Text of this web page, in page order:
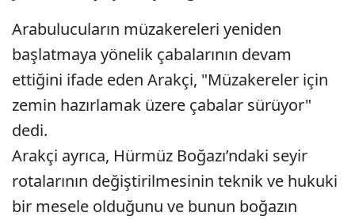
Arabulucuların müzakereleri yeniden
başlatmaya yönelik çabalarının devam
ettiğini ifade eden Arakçi, "Müzakereler için
zemin hazırlamak üzere çabalar sürüyor"
dedi.
Arakçi ayrıca, Hürmüz Boğazı’ndaki seyir
rotalarının değiştirilmesinin teknik ve hukuki
bir mesele olduğunu ve bunun boğazın